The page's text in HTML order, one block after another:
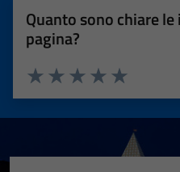
Quanto sono chiare
pagina?
Valuta 5
Valuta 4 stelle
Valuta 3 stelle su 5
Valuta 2 stelle su 5
Valuta 1 stelle su 5